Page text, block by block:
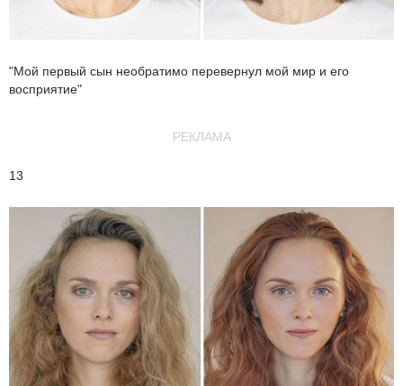
"Мой первый сын необратимо перевернул мой мир и его
восприятие"
РЕКЛАМА
13